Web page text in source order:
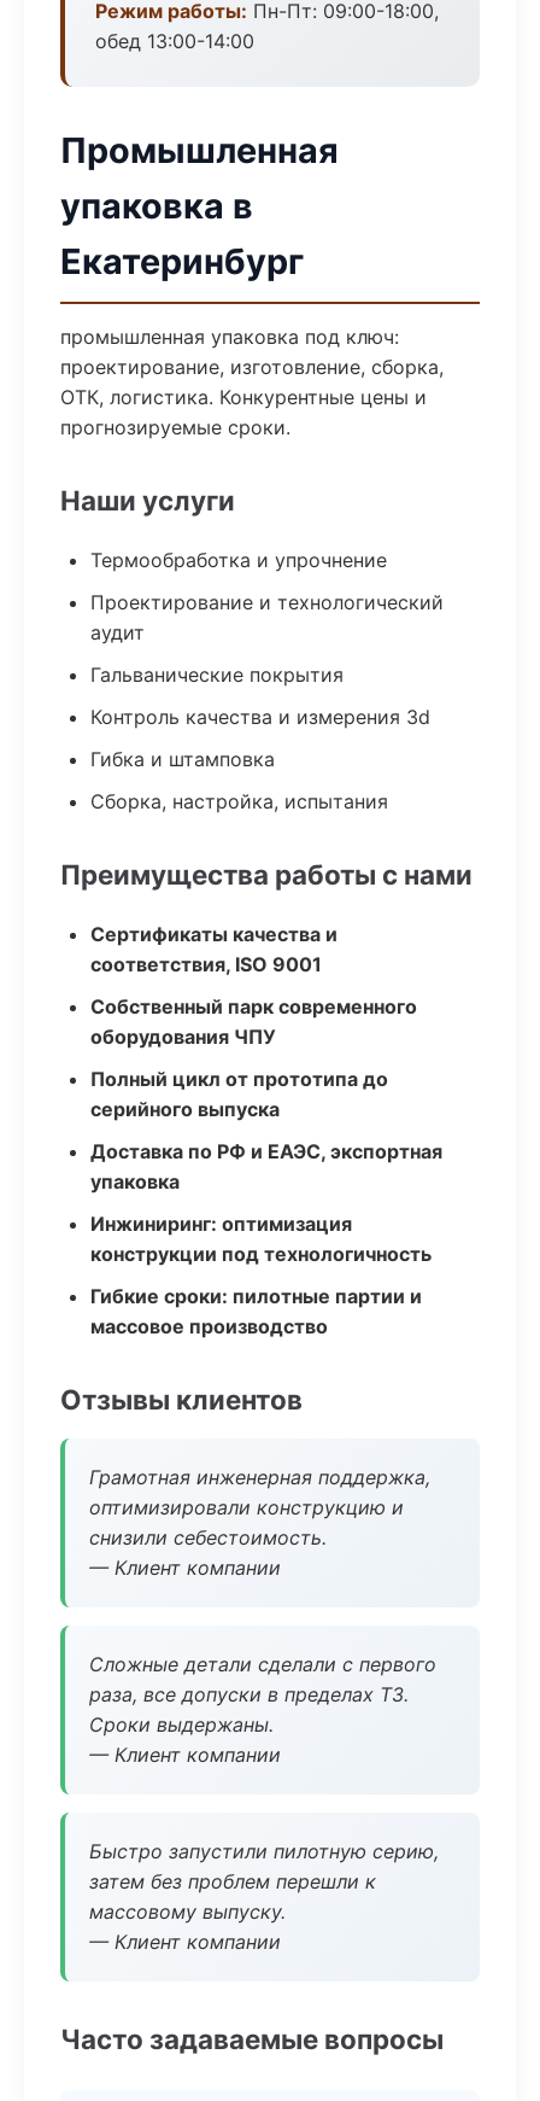
Режим работы: Пн-Пт: 09:00-18:00,
обед 13:00-14:00
Промышленная
упаковка в
Екатеринбург
промышленная упаковка под ключ:
проектирование, изготовление, сборка,
ОТК, логистика. Конкурентные цены и
прогнозируемые сроки.
Наши услуги
Термообработка и упрочнение
Проектирование и технологический
аудит
Гальванические покрытия
Контроль качества и измерения 3d
Гибка и штамповка
Сборка, настройка, испытания
Преимущества работы с нами
Сертификаты качества и
соответствия, ISO 9001
Собственный парк современного
оборудования ЧПУ
Полный цикл от прототипа до
серийного выпуска
Доставка по РФ и ЕАЭС, экспортная
упаковка
Инжиниринг: оптимизация
конструкции под технологичность
Гибкие сроки: пилотные партии и
массовое производство
Отзывы клиентов
Грамотная инженерная поддержка,
оптимизировали конструкцию и
снизили себестоимость.
— Клиент компании
Сложные детали сделали с первого
раза, все допуски в пределах ТЗ.
Сроки выдержаны.
— Клиент компании
Быстро запустили пилотную серию,
затем без проблем перешли к
массовому выпуску.
— Клиент компании
Часто задаваемые вопросы